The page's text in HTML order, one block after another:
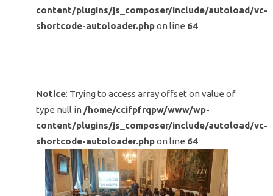
content/plugins/js_composer/include/autoload/vc-
shortcode-autoloader.phpon line 64
Notice: Trying to access array offset on value of
type null in /home/ccifpfrqpw/www/wp-
content/plugins/js_composer/include/autoload/vc-
shortcode-autoloader.phpon line 64